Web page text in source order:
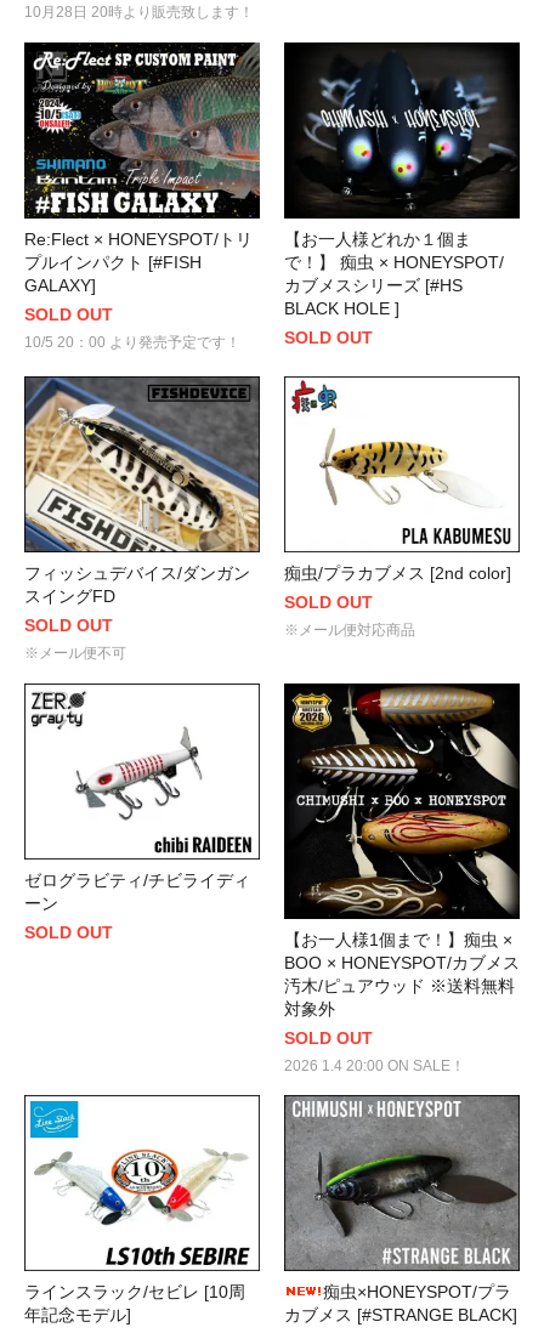
10月28日 20時より販売致します！
Re:Flect × HONEYSPOT/トリ
プルインパクト [#FISH
GALAXY]
SOLD OUT
10/5 20：00 より発売予定です！
【お一人様どれか１個ま
で！】 痴虫 × HONEYSPOT/
カブメスシリーズ [#HS
BLACK HOLE ]
SOLD OUT
フィッシュデバイス/ダンガン
スイングFD
SOLD OUT
※メール便不可
痴虫/プラカブメス [2nd color]
SOLD OUT
※メール便対応商品
ゼログラビティ/チビライディ
ーン
SOLD OUT
【お一人様1個まで！】痴虫 ×
BOO × HONEYSPOT/カブメス
汚木/ピュアウッド ※送料無料
対象外
SOLD OUT
2026 1.4 20:00 ON SALE！
ラインスラック/セビレ [10周
年記念モデル]
痴虫×HONEYSPOT/プラ
カブメス [#STRANGE BLACK]